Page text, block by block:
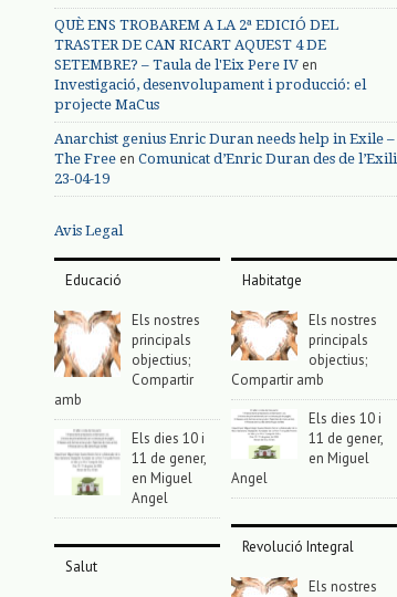
QUÈ ENS TROBAREM A LA 2ª EDICIÓ DEL
TRASTER DE CAN RICART AQUEST 4 DE
SETEMBRE? – Taula de l'Eix Pere IV en
Investigació, desenvolupament i producció: el
projecte MaCus
Anarchist genius Enric Duran needs help in Exile –
The Free en Comunicat d’Enric Duran des de l’Exili
23-04-19
Avis Legal
Educació
Els nostres
principals
objectius;
Compartir
amb
Els dies 10 i
11 de gener,
en Miguel
Angel
Salut
Habitatge
Els nostres
principals
objectius;
Compartir amb
Els dies 10 i
11 de gener,
en Miguel
Angel
Revolució Integral
Els nostres